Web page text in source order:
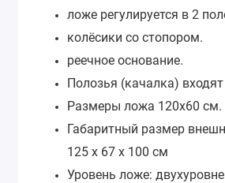
ложе регулируется в 2
колёсики со стопором.
реечное основание.
Полозья (качалка)
Размеры ложа 120х60 см.
Габаритный размер
125 x 67 x 100 см
Уровень ложе: